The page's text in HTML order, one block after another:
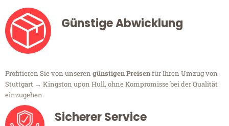
Günstige Abwicklung
Profitieren Sie von unseren günstigen Preisenfür Ihren Umzug von
Stuttgart → Kingston upon Hull, ohne Kompromisse bei der Qualität
einzugehen.
Sicherer Service